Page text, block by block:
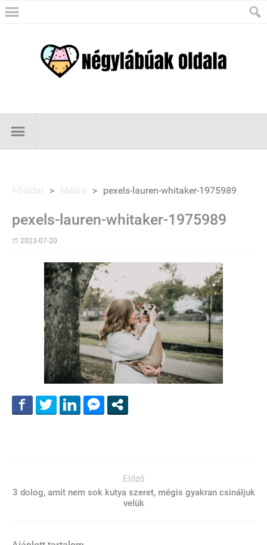
Főoldal > Média > pexels-lauren-whitaker-1975989
pexels-lauren-whitaker-1975989
2023-07-20
Előző
3 dolog, amit nem sok kutya szeret, mégis gyakran csináljuk
velük